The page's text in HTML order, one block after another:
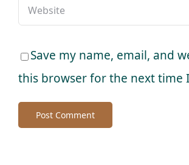
Save my name, email, and
this browser for the next time